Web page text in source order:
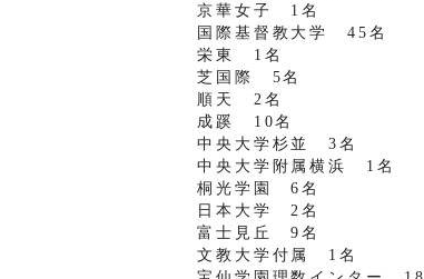
京華女子 1名
国際基督教大学 45名
栄東 1名
芝国際 5名
順天 2名
成蹊 10名
中央大学杉並 3名
中央大学附属横浜 1名
桐光学園 6名
日本大学 2名
富士見丘 9名
文教大学付属 1名